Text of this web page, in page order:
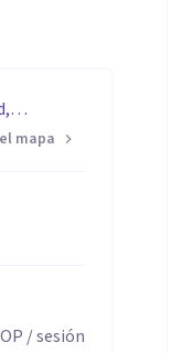
de
mapa
/ sesión